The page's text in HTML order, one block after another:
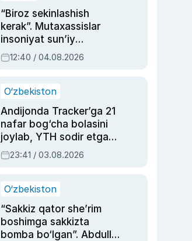
“Biroz sekinlashish
kerak”. Mutaxassislar
insoniyat sun’iy
intellektni boshqara
olmay qolishidan xavotir
12:40 / 04.08.2026
O‘zbekiston
Andijonda Tracker’ga 21
nafar bog‘cha bolasini
joylab, YTH sodir etgan
ayolga sud hukmi o‘qildi
23:41 / 03.08.2026
O‘zbekiston
“Sakkiz qator she’rim
boshimga sakkizta
bomba bo‘lgan”. Abdulla